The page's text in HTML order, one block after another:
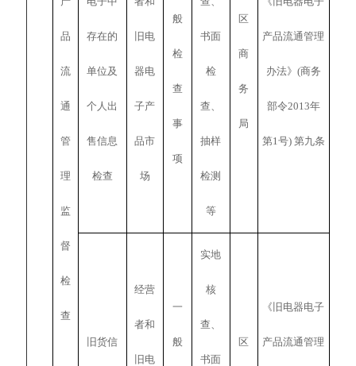
品
流
通
管
理
监
督
检
查
存在的
单位及
个人出
售信息
检查
旧电
器电
子产
品市
场
般
检
查
事
项
书面
检
查、
抽样
检测
等
区
商
务
局
产品流通管理
办法》(商务
部令2013年
第1号) 第九条
旧货信
经营
者和
旧电
一
般
实地
核
查、
书面
区
《旧电器电子
产品流通管理